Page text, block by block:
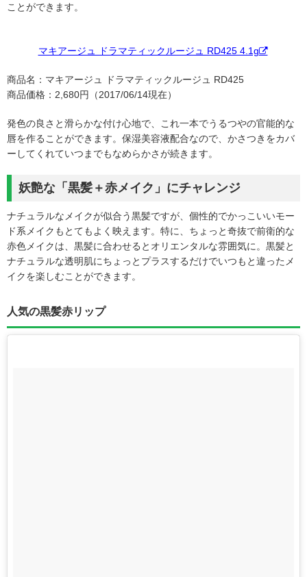
ことができます。
マキアージュ ドラマティックルージュ RD425 4.1g
商品名：マキアージュ ドラマティックルージュ RD425
商品価格：2,680円（2017/06/14現在）
発色の良さと滑らかな付け心地で、これ一本でうるつやの官能的な
唇を作ることができます。保湿美容液配合なので、かさつきをカバ
ーしてくれていつまでもなめらかさが続きます。
妖艶な「黒髪＋赤メイク」にチャレンジ
ナチュラルなメイクが似合う黒髪ですが、個性的でかっこいいモー
ド系メイクもとてもよく映えます。特に、ちょっと奇抜で前衛的な
赤色メイクは、黒髪に合わせるとオリエンタルな雰囲気に。黒髪と
ナチュラルな透明肌にちょっとプラスするだけでいつもと違ったメ
イクを楽しむことができます。
人気の黒髪赤リップ